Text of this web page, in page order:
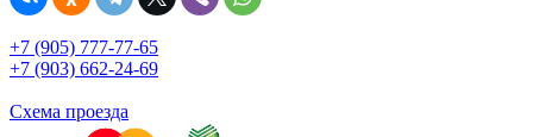
+7 (905) 777-77-65
+7 (903) 662-24-69
Схема проезда